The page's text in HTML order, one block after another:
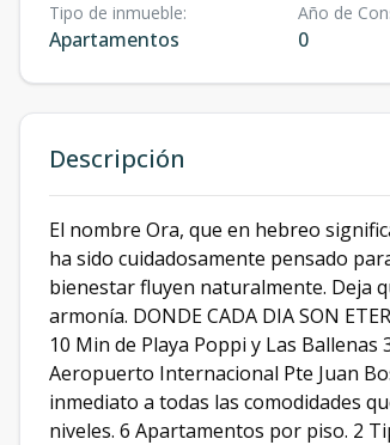
Tipo de inmueble:
Apartamentos
Año de
0
Descripción
El nombre Ora, que en hebreo
ha sido cuidadosamente pensado
bienestar fluyen naturalmente. Deja
armonía. DONDE CADA DIA SON
10 Min de Playa Poppi y Las
Aeropuerto Internacional Pte Juan
inmediato a todas las comodidades
niveles. 6 Apartamentos por piso. 2